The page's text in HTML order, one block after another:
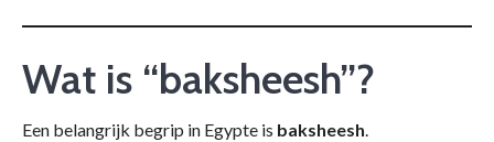
Wat is “baksheesh”?
Een belangrijk begrip in Egypte is baksheesh.